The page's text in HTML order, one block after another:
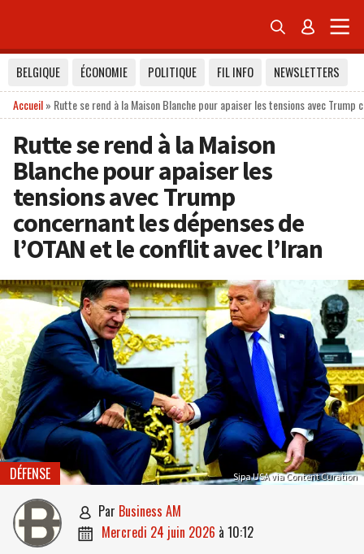
 
BELGIQUE ÉCONOMIE POLITIQUE FIL INFO
NEWSLETTERS
Accueil» Rutte se rend à la Maison Blanche pour apaiser les tensions avec Trump
Rutte se rend à la Maison
Blanche pour apaiser les
tensions avec Trump
concernant les dépenses de
l’OTAN et le conflit avec l’Iran
Sipa USA via Content Curation
DÉFENSE
 par Business AM
 mercredi 24 juin 2026 à 10:12